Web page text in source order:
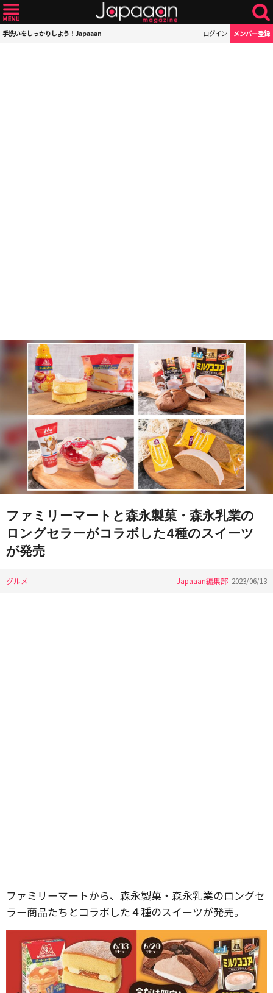
手洗いをしっかりしよう！Japaaan ログイン メンバー登録
ファミリーマートと森永製菓・森永乳業の
ロングセラーがコラボした4種のスイーツ
が発売
グルメ Japaaan編集部 2023/06/13
ファミリーマートから、森永製菓・森永乳業のロングセ
ラー商品たちとコラボした４種のスイーツが発売。